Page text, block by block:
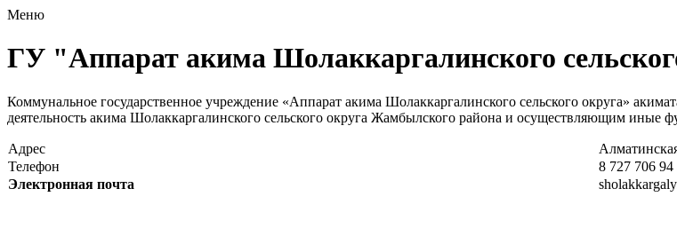
Меню
ГУ "Аппарат акима Шолаккаргалинского
Коммунальное государственное учреждение «Аппарат акима Шолаккаргалинского сельского округа»
деятельность акима Шолаккаргалинского сельского округа Жамбылского района и осуществляющим иные
Адрес
Телефон
8 727 706 94
Электронная почта